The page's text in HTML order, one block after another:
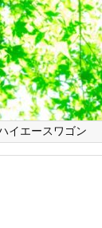
イエースワゴン